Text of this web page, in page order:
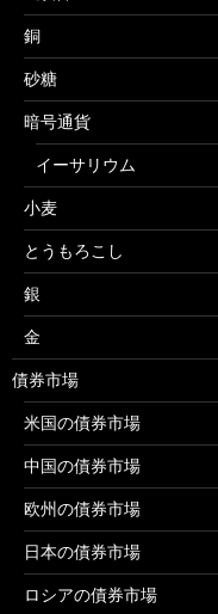
銅
砂糖
暗号通貨
イーサリウム
小麦
とうもろこし
銀
金
債券市場
米国の債券市場
中国の債券市場
欧州の債券市場
日本の債券市場
ロシアの債券市場